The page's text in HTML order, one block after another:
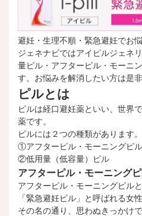
避妊・生理不順・緊急避妊でお悩
ジェネナビではアイピルジェネ
量ピル・アフターピル・モーニ
す。お悩みを解消したい方は是
ピルとは
ピルは経口避妊薬といい、世界
薬です。
ピルには２つの種類があります。
①アフターピル・モーニングピル
②低用量（低容量）ピル
アフターピル・モーニング
アフターピル・モーニングピル
「緊急避妊ピル」と呼ばれる女
その名の通り、思わぬきっかけ